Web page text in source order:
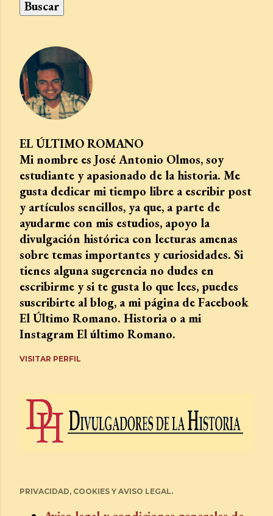
EL ÚLTIMO ROMANO
Mi nombre es José Antonio Olmos, soy
estudiante y apasionado de la historia. Me
gusta dedicar mi tiempo libre a escribir post
y artículos sencillos, ya que, a parte de
ayudarme con mis estudios, apoyo la
divulgación histórica con lecturas amenas
sobre temas importantes y curiosidades. Si
tienes alguna sugerencia no dudes en
escribirme y si te gusta lo que lees, puedes
suscribirte al blog, a mi página de Facebook
El Último Romano. Historia o a mi
Instagram El último Romano.
VISITAR PERFIL
PRIVACIDAD, COOKIES Y AVISO LEGAL.